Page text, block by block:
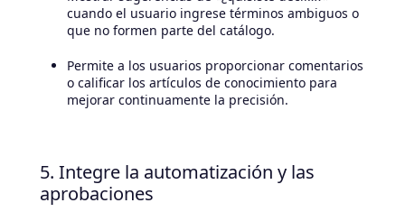
cuando el usuario ingrese términos ambiguos o
que no formen parte del catálogo.
Permite a los usuarios proporcionar comentarios
o calificar los artículos de conocimiento para
mejorar continuamente la precisión.
5. Integre la automatización y las
aprobaciones